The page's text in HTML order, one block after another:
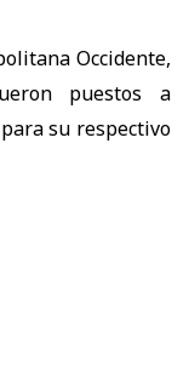
Occidente,
puestos a
su respectivo